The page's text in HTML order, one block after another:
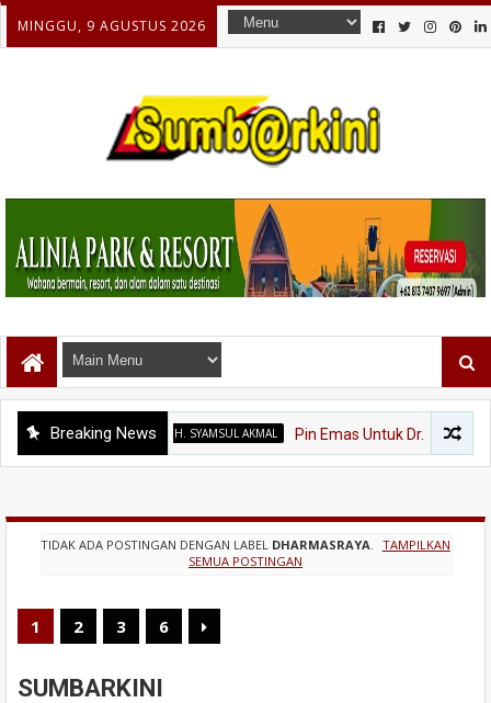
MINGGU, 9 AGUSTUS 2026
Breaking NewsDR. H. SYAMSUL AKMAL Pin Emas Untuk Dr. Syamsul
TIDAK ADA POSTINGAN DENGAN LABEL DHARMASRAYA. TAMPILKAN
SEMUA POSTINGAN
1 2 3 6
SUMBARKINI